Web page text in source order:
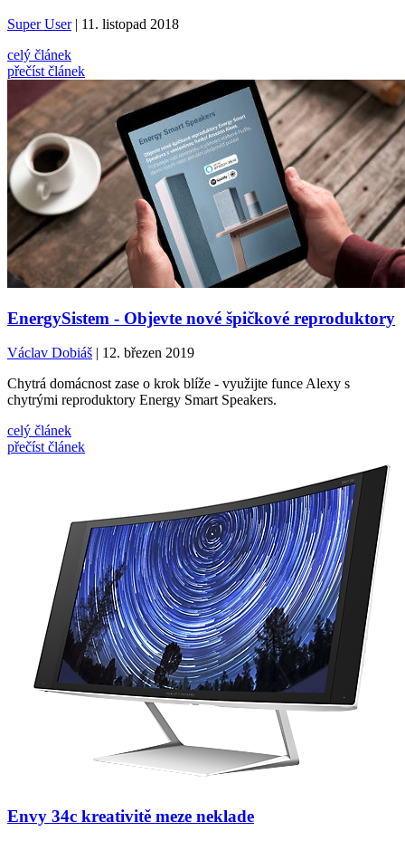
Super User| 11. listopad 2018
celý článek
přečíst článek
EnergySistem - Objevte nové špičkové reproduktory
Václav Dobiáš| 12. březen 2019
Chytrá domácnost zase o krok blíže - využijte funce Alexy s
chytrými reproduktory Energy Smart Speakers.
celý článek
přečíst článek
Envy 34c kreativitě meze neklade